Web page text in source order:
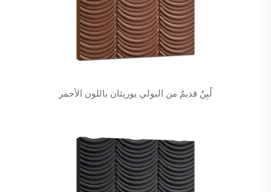
لُبِنٌ قديمٌ من البولي يوريثان باللون الأحمر